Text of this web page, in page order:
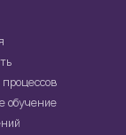
обучение